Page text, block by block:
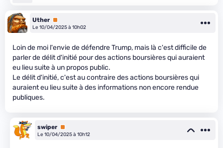
Uther Premium
Le 10/04/2025 à 10h02
Loin de moi l'envie de défendre Trump, mais là c'est difficile de
parler de délit d'initié pour des actions boursières qui auraient
eu lieu suite à un propos public.
Le délit d'initié, c'est au contraire des actions boursières qui
auraient eu lieu suite à des informations non encore rendue
publiques.
swiper Premium
Le 10/04/2025 à 10h12